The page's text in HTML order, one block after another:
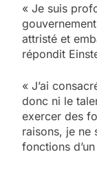
« Je suis
attristé et
répondit
« J’ai
donc ni le
exercer des
raisons, je ne
fonctions